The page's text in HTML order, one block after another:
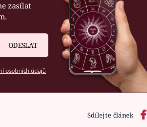
zasílat
ODESLAT
osobních údajů
Sdílejte článek